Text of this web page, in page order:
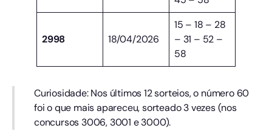
2998 18/04/2026
15 – 18 – 28
– 31 – 52 –
58
Curiosidade: Nos últimos 12 sorteios, o número 60
foi o que mais apareceu, sorteado 3 vezes (nos
concursos 3006, 3001 e 3000).